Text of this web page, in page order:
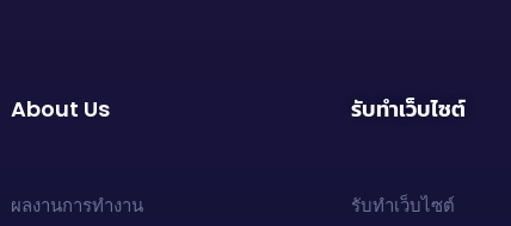
About Us
ผลงานการทำงาน
รับทำเว็บไซต์
รับทำเว็บไซต์